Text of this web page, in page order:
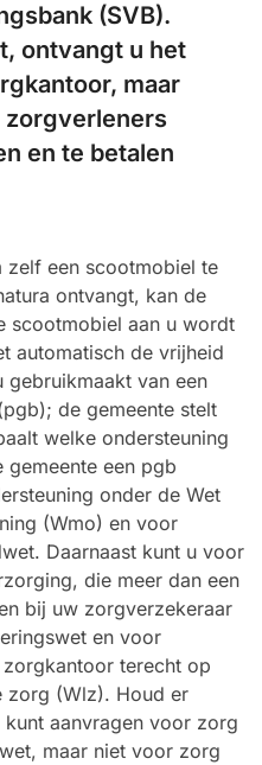
(SVB).
ontvangt u het
maar
zorgverleners
en te betalen
zelf een scootmobiel te
ontvangt, kan de
scootmobiel aan u wordt
automatisch de vrijheid
gebruikmaakt van een
de gemeente stelt
welke ondersteuning
een pgb
onder de Wet
(Wmo) en voor
Daarnaast kunt u voor
die meer dan een
bij uw zorgverzekeraar
en voor
terecht op
zorg (Wlz). Houd er
aanvragen voor zorg
maar niet voor zorg